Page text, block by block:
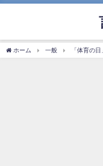
ホーム 一般 「体育の